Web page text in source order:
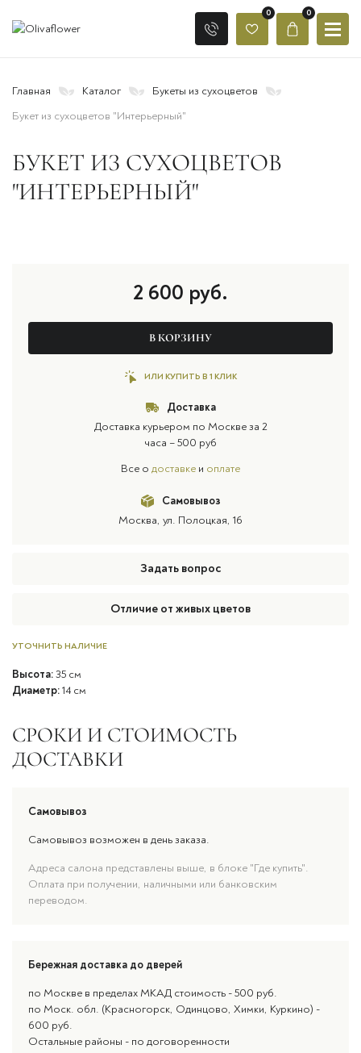
0 0
Главная Каталог
Букеты из сухоцветов
Букет из сухоцветов "Интерьерный"
БУКЕТ ИЗ СУХОЦВЕТОВ
"ИНТЕРЬЕРНЫЙ"
2 600 руб.
В КОРЗИНУ
ИЛИ КУПИТЬ В 1 КЛИК
Доставка
Доставка курьером по Москве за 2
часа – 500 руб
Все о доставке и оплате
Самовывоз
Москва, ул. Полоцкая, 16
УТОЧНИТЬ НАЛИЧИЕ
Высота:35 см
Диаметр:14 см
Задать вопрос
Отличие от живых цветов
СРОКИ И СТОИМОСТЬ
ДОСТАВКИ
Самовывоз
Самовывоз возможен в день заказа.
Адреса салона представлены выше, в блоке "Где купить".
Оплата при получении, наличными или банковским
переводом.
Бережная доставка до дверей
по Москве в пределах МКАД стоимость - 500 руб.
по Моск. обл. (Красногорск, Одинцово, Химки, Куркино) -
600 руб.
Остальные районы - по договоренности